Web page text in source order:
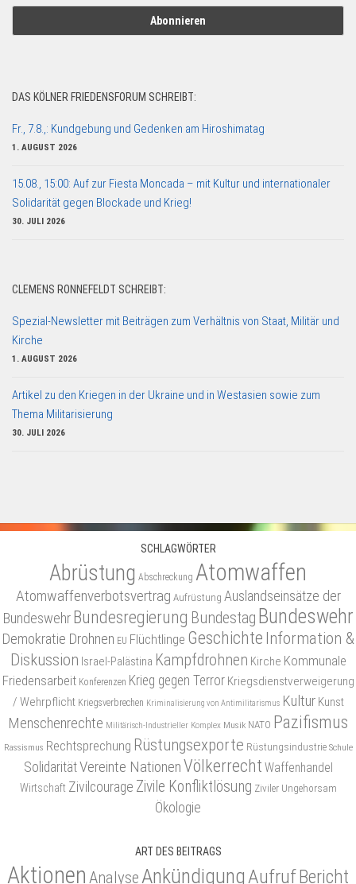
DAS KÖLNER FRIEDENSFORUM SCHREIBT:
Fr., 7.8.,: Kundgebung und Gedenken am Hiroshimatag
1. AUGUST 2026
15.08., 15:00: Auf zur Fiesta Moncada – mit Kultur und internationaler
Solidarität gegen Blockade und Krieg!
30. JULI 2026
CLEMENS RONNEFELDT SCHREIBT:
Spezial-Newsletter mit Beiträgen zum Verhältnis von Staat, Militär und
Kirche
1. AUGUST 2026
Artikel zu den Kriegen in der Ukraine und in Westasien sowie zum
Thema Militarisierung
30. JULI 2026
SCHLAGWÖRTER
Abrüstung Abschreckung Atomwaffen
Atomwaffenverbotsvertrag Aufrüstung Auslandseinsätze der
BundeswehrBundesregierung Bundestag Bundeswehr
Demokratie Drohnen EU Flüchtlinge Geschichte Information &
Diskussion Israel-Palästina Kampfdrohnen Kirche Kommunale
Friedensarbeit Konferenzen Krieg gegen Terror Kriegsdienstverweigerung
/ Wehrpflicht Kriegsverbrechen Kriminalisierung von Antimilitarismus Kultur Kunst
Menschenrechte Militärisch-Industrieller Komplex Musik NATO Pazifismus
Rassismus Rechtsprechung Rüstungsexporte Rüstungsindustrie Schule
SolidaritätVereinte NationenVölkerrecht Waffenhandel
Wirtschaft Zivilcourage Zivile Konfliktlösung Ziviler Ungehorsam
Ökologie
ART DES BEITRAGS
Aktionen Analyse Ankündigung AufrufBericht